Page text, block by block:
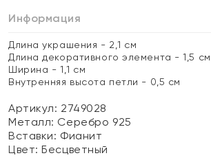
Информация
Длина украшения - 2,1 см
Длина декоративного элемента - 1,5 см
Ширина - 1,1 см
Внутренняя высота петли - 0,5 см
Артикул: 2749028
Металл: Серебро 925
Вставки: Фианит
Цвет:Бесцветный